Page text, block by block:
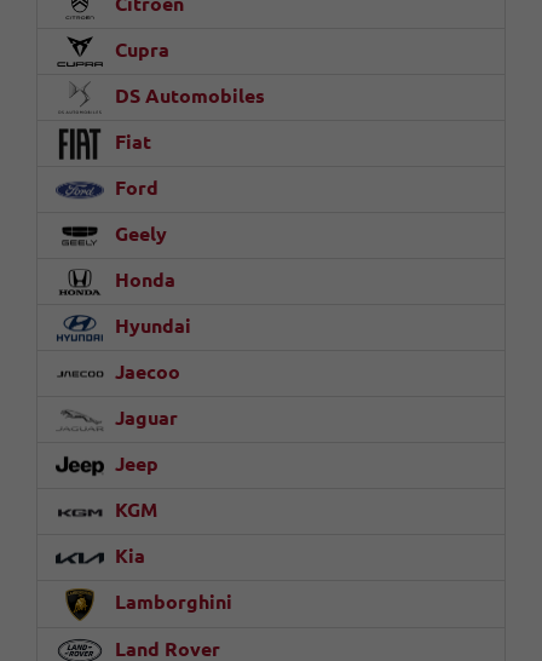
Cupra
DS Automobiles
Fiat
Ford
Geely
Honda
Hyundai
Jaecoo
Jaguar
Jeep
KGM
Kia
Lamborghini
Land Rover